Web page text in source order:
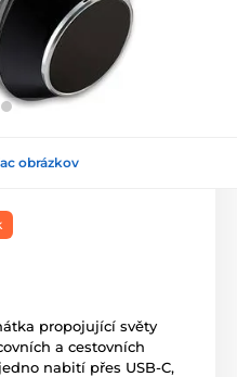
obrázkov
propojující světy
a cestovních
nabití přes USB-C,